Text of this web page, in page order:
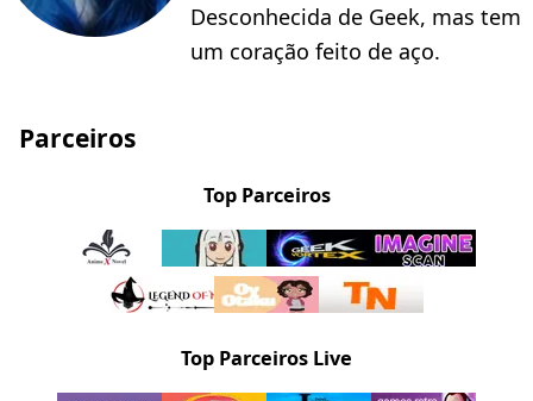
Desconhecida de Geek, mas tem
um coração feito de aço.
Parceiros
Top Parceiros
Top Parceiros Live